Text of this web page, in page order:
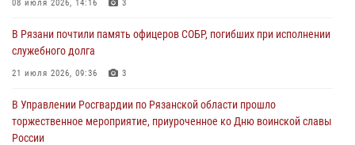
В Управлении Росгвардии по Рязанской области состоялось
награждение военнослужащих государственными наградами
Рязанским росгвардейцам провели лекции о Крещении Руси
08 июля 2026, 14:16 3
В Рязани почтили память офицеров СОБР, погибших при исполнении
служебного долга
21 июля 2026, 09:36 3
В Управлении Росгвардии по Рязанской области прошло
торжественное мероприятие, приуроченное ко Дню воинской славы
России